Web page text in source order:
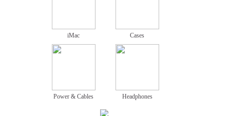
iMac Cases
Power & Cables Headphones